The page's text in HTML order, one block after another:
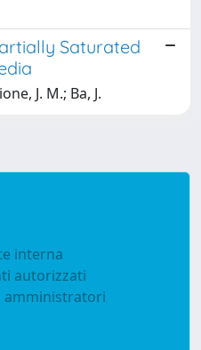
Saturated
J. M.; Ba, J.
interna
autorizzati
amministratori